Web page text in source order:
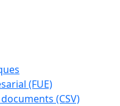
(FUE)
(CSV)